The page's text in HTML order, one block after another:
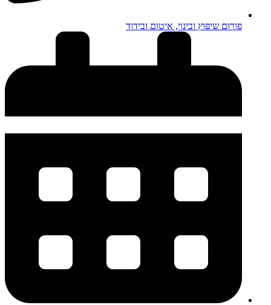
פורום שיפוץ ובינוי, איטום ובידוד